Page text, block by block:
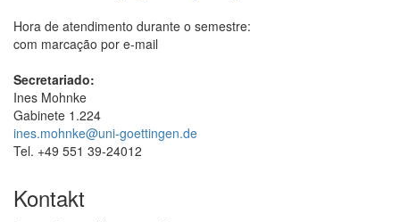
Hora de atendimento durante o semestre:
com marcação por e-mail
Secretariado:
Ines Mohnke
Gabinete 1.224
ines.mohnke@uni-goettingen.de
Tel. +49 551 39-24012
Kontakt